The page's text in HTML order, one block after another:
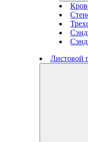
Листовой